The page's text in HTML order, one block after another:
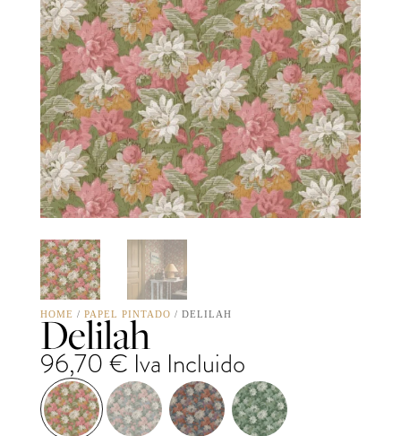
HOME / PAPEL PINTADO / DELILAH
Delilah
96,70 € Iva Incluido